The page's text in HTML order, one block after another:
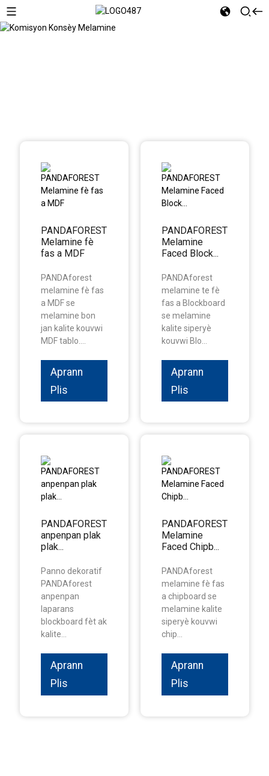
PANDAFOREST
Melamine fè
fas a MDF
PANDAforest
melamine fè fas
a MDF se
melamine bon
jan kalite kouvwi
MDF tablo....
Aprann
Plis
PANDAFOREST
Melamine
Faced Block...
PANDAforest
melamine te fè
fas a Blockboard
se melamine
kalite siperyè
kouvwi Blo...
Aprann
Plis
PANDAFOREST
anpenpan plak
plak...
Panno dekoratif
PANDAforest
anpenpan
laparans
blockboard fèt ak
kalite...
Aprann
Plis
PANDAFOREST
Melamine
Faced Chipb...
PANDAforest
melamine fè fas
a chipboard se
melamine kalite
siperyè kouvwi
chip...
Aprann
Plis